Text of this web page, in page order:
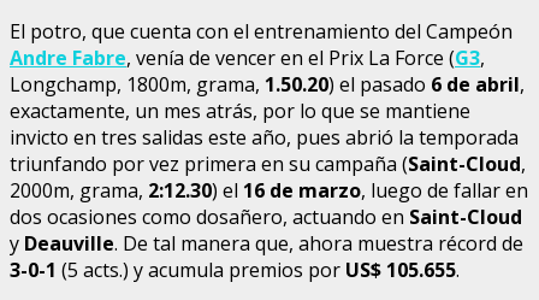
El potro, que cuenta con el entrenamiento del Campeón
Andre Fabre, venía de vencer en el Prix La Force (G3,
Longchamp, 1800m, grama, 1.50.20) el pasado 6 de abril,
exactamente, un mes atrás, por lo que se mantiene
invicto en tres salidas este año, pues abrió la temporada
triunfando por vez primera en su campaña (Saint-Cloud,
2000m, grama, 2:12.30) el 16 de marzo, luego de fallar en
dos ocasiones como dosañero, actuando en Saint-Cloud
y Deauville. De tal manera que, ahora muestra récord de
3-0-1 (5 acts.) y acumula premios por US$ 105.655.